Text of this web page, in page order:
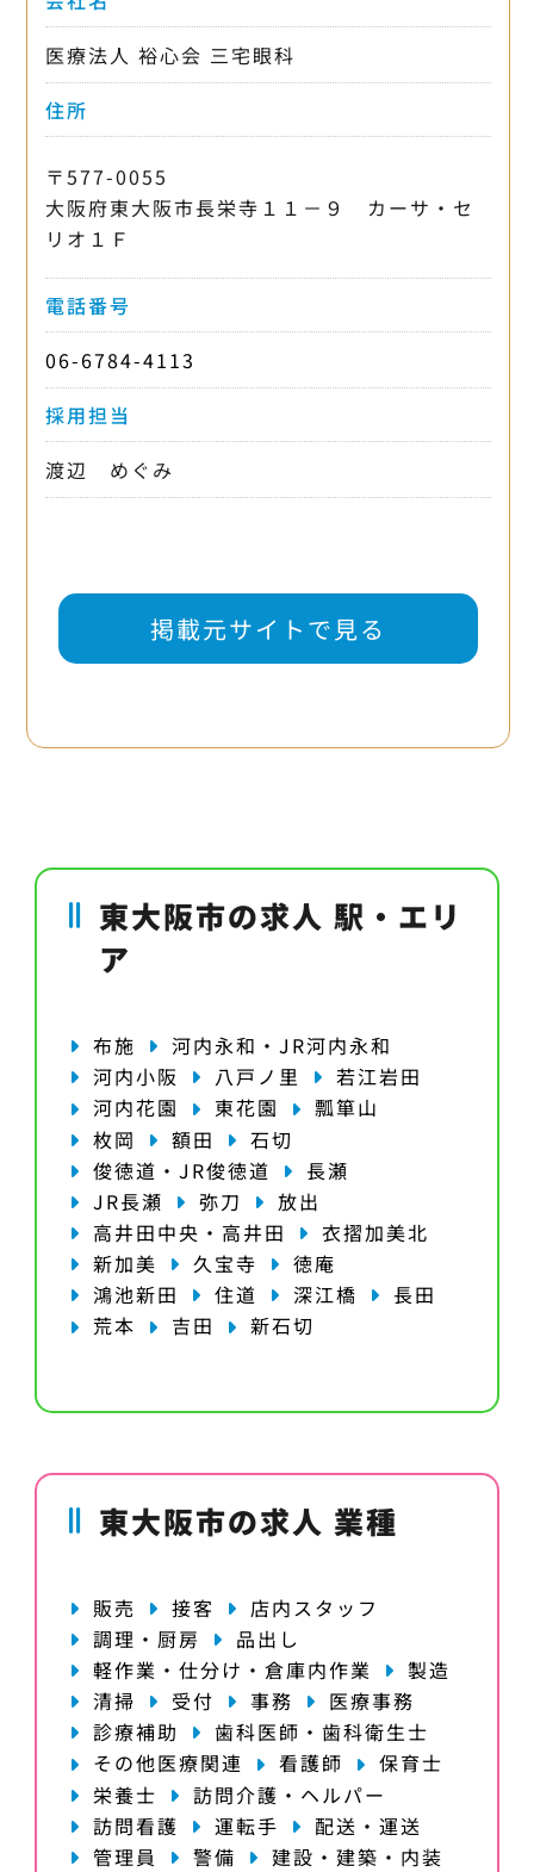
医療法人 裕心会 三宅眼科
住所
〒577-0055
大阪府東大阪市長栄寺１１－９ カーサ・セ
リオ１Ｆ
電話番号
06-6784-4113
採用担当
渡辺 めぐみ
掲載元サイトで見る
東大阪市の求人 駅・エリ
ア
布施
河内永和・JR河内永和
河内小阪
八戸ノ里
若江岩田
河内花園
東花園
瓢箪山
枚岡
額田
石切
俊徳道・JR俊徳道
長瀬
JR長瀬
弥刀
放出
高井田中央・高井田
衣摺加美北
新加美
久宝寺
徳庵
鴻池新田
住道 深江橋
長田
荒本
吉田 新石切
東大阪市の求人 業種
販売 接客
店内スタッフ
調理・厨房
品出し
軽作業・仕分け・倉庫内作業
製造
清掃
受付 事務
医療事務
診療補助
歯科医師・歯科衛生士
その他医療関連
看護師
保育士
栄養士
訪問介護・ヘルパー
訪問看護
運転手
配送・運送
管理員
警備
建設・建築・内装